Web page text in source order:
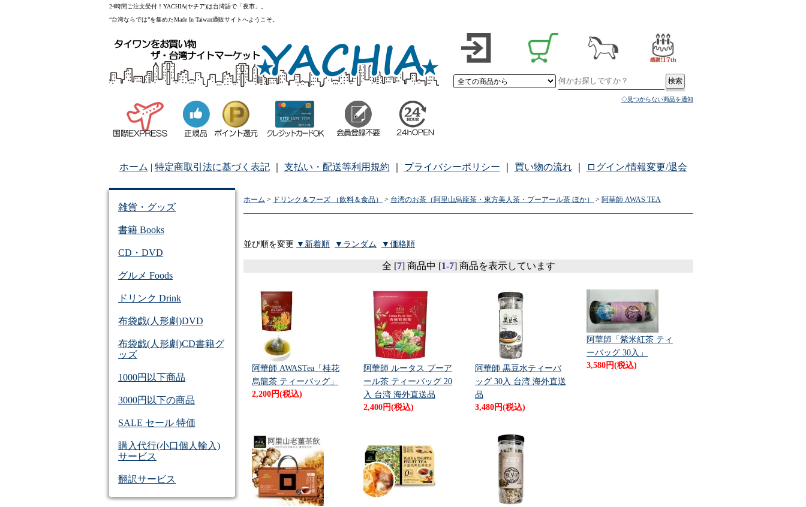
24時間ご注文受付！YACHIA(ヤチア)は台湾語で「夜市」。
“台湾ならでは”を集めたMade In Taiwan通販サイトへようこそ。
◇見つからない商品を通知
ホーム | 特定商取引法に基づく表記｜ 支払い・配送等利用規約 プライバシーポリシー 買い物の流れ｜ ログイン/情報変更/退会
雑貨・グッズ
書籍 Books
CD・DVD
グルメ Foods
ドリンク Drink
布袋戯(人形劇)DVD
布袋戯(人形劇)CD書籍グ
ッズ
1000円以下商品
3000円以下の商品
SALE セール 特価
購入代行(小口個人輸入)
サービス
翻訳サービス
ホーム > ドリンク＆フーズ （飲料＆食品） > 台湾のお茶（阿里山烏龍茶・東方美人茶・プーアール茶 ほか） > 阿華師 AWAS TEA
並び順を変更 ▼新着順 ▼ランダム ▼価格順
全 [7] 商品中 [1-7] 商品を表示しています
阿華師 AWASTea「桂花
烏龍茶 ティーバッグ」
2,200円(税込)
阿華師 ルータス プーア
ール茶 ティーバッグ 20
入 台湾 海外直送品
2,400円(税込)
阿華師 黒豆水ティーバ
ッグ 30入 台湾 海外直送
品
3,480円(税込)
阿華師「紫米紅茶 ティ
ーバッグ 30入」
3,580円(税込)